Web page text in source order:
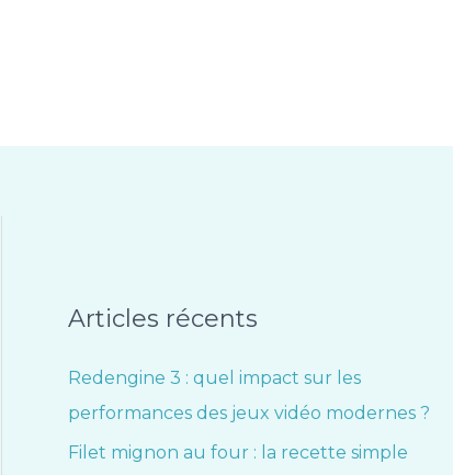
Articles récents
Redengine 3 : quel impact sur les
performances des jeux vidéo modernes ?
Filet mignon au four : la recette simple